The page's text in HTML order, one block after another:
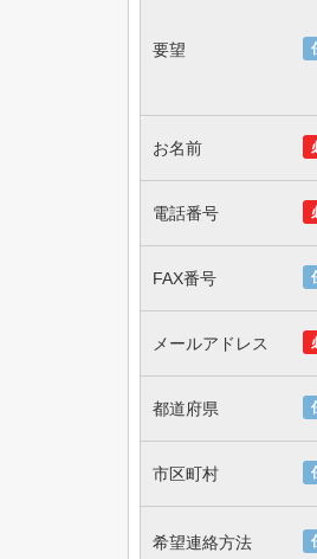
要望
お名前
電話番号
FAX番号
メールアドレス
都道府県
市区町村
希望連絡方法